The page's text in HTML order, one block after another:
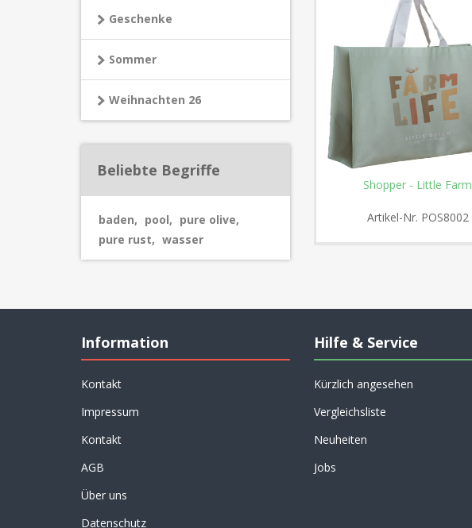
Geschenke
Sommer
Weihnachten 26
Beliebte Begriffe
baden, pool, pure olive,
pure rust, wasser
Shopper - Little Farm
Artikel-Nr. POS8002
Information
Kontakt
Impressum
Kontakt
AGB
Über uns
Datenschutz
Hilfe & Service
Kürzlich angesehen
Vergleichsliste
Neuheiten
Jobs